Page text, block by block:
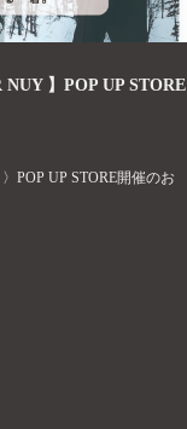
】POP UP STORE
POP UP STORE開催のお